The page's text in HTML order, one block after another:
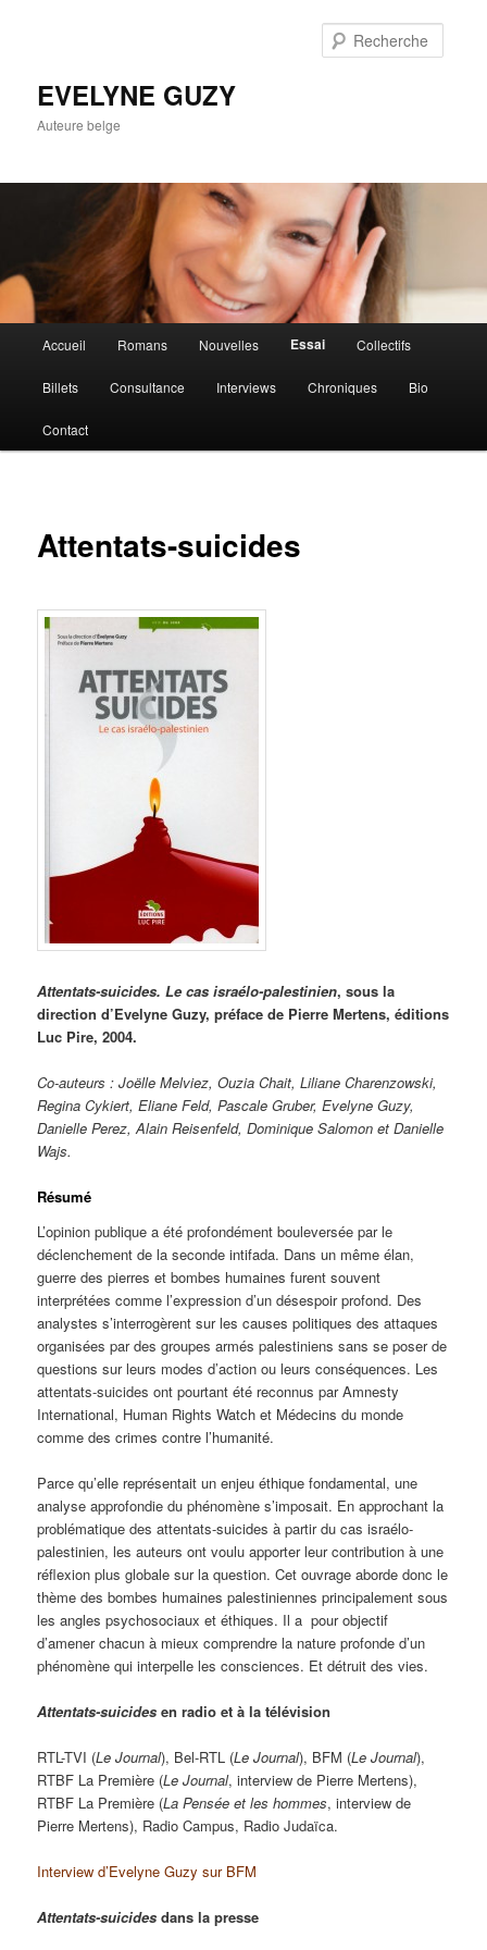
EVELYNE GUZY
Auteure belge
principal
Accueil Romans Nouvelles Essai Collectifs
Billets Consultance Interviews Chroniques Bio
Contact
Attentats-suicides
Attentats-suicides. Le cas israélo-palestinien, sous la
direction d’Evelyne Guzy, préface de Pierre Mertens, éditions
Luc Pire, 2004.
Co-auteurs : Joëlle Melviez, Ouzia Chait, Liliane Charenzowski,
Regina Cykiert, Eliane Feld, Pascale Gruber, Evelyne Guzy,
Danielle Perez, Alain Reisenfeld, Dominique Salomon et Danielle
Wajs.
Résumé
L’opinion publique a été profondément bouleversée par le
déclenchement de la seconde intifada. Dans un même élan,
guerre des pierres et bombes humaines furent souvent
interprétées comme l’expression d’un désespoir profond. Des
analystes s’interrogèrent sur les causes politiques des attaques
organisées par des groupes armés palestiniens sans se poser de
questions sur leurs modes d’action ou leurs conséquences. Les
attentats-suicides ont pourtant été reconnus par Amnesty
International, Human Rights Watch et Médecins du monde
comme des crimes contre l’humanité.
Parce qu’elle représentait un enjeu éthique fondamental, une
analyse approfondie du phénomène s’imposait. En approchant la
problématique des attentats-suicides à partir du cas israélo-
palestinien, les auteurs ont voulu apporter leur contribution à une
réflexion plus globale sur la question. Cet ouvrage aborde donc le
thème des bombes humaines palestiniennes principalement sous
les angles psychosociaux et éthiques. Il a pour objectif
d’amener chacun à mieux comprendre la nature profonde d’un
phénomène qui interpelle les consciences. Et détruit des vies.
Attentats-suicidesen radio et à la télévision
RTL-TVI (Le Journal), Bel-RTL (Le Journal), BFM (Le Journal),
RTBF La Première (Le Journal, interview de Pierre Mertens),
RTBF La Première (La Pensée et les hommes, interview de
Pierre Mertens), Radio Campus, Radio Judaïca.
Interview d’Evelyne Guzy sur BFM
Attentats-suicidesdans la presse